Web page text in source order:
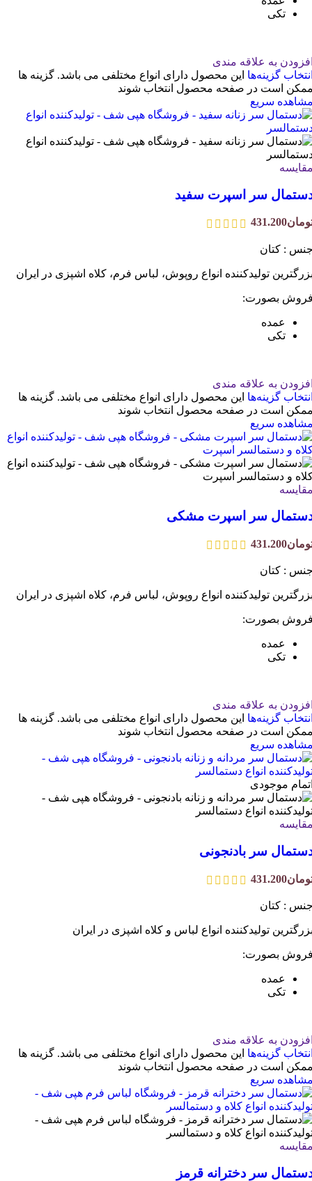
تکی
به علاقه مندی
گزینه‌ها این محصول دارای انواع مختلفی می باشد. گزینه ها
است در صفحه محصول انتخاب شوند
سریع
سر اسپرت سفید
431.200
: کتان
تولیدکننده انواع روپوش، لباس فرم، کلاه اشپزی در ایران
بصورت:
عمده
تکی
به علاقه مندی
گزینه‌ها این محصول دارای انواع مختلفی می باشد. گزینه ها
است در صفحه محصول انتخاب شوند
سریع
سر اسپرت مشکی
431.200
: کتان
تولیدکننده انواع روپوش، لباس فرم، کلاه اشپزی در ایران
بصورت:
عمده
تکی
به علاقه مندی
گزینه‌ها این محصول دارای انواع مختلفی می باشد. گزینه ها
است در صفحه محصول انتخاب شوند
سریع
موجودی
سر بادنجونی
431.200
: کتان
تولیدکننده انواع لباس و کلاه اشپزی در ایران
بصورت:
عمده
تکی
به علاقه مندی
گزینه‌ها این محصول دارای انواع مختلفی می باشد. گزینه ها
است در صفحه محصول انتخاب شوند
سریع
سر دخترانه قرمز